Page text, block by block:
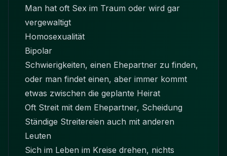
Man hat oft Sex im Traum oder wird gar
vergewaltigt
Homosexualität
Bipolar
Schwierigkeiten, einen Ehepartner zu finden,
oder man findet einen, aber immer kommt
etwas zwischen die geplante Heirat
Oft Streit mit dem Ehepartner, Scheidung
Ständige Streitereien auch mit anderen
Leuten
Sich im Leben im Kreise drehen, nichts